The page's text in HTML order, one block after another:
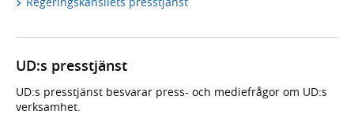
UD:s presstjänst
UD:s presstjänst besvarar press- och mediefrågor om UD:s
verksamhet.